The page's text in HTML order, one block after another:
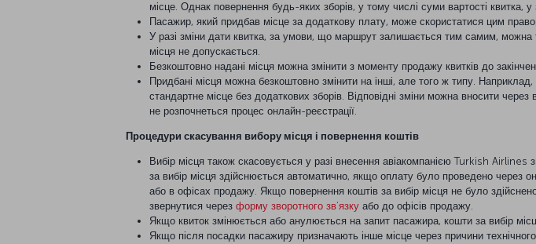
місце. Однак повернення будь-яких зборів, у тому числі суми вартості квитка, у
Пасажир, який придбав місце за додаткову плату, може скористатися цим
У разі зміни дати квитка, за умови, що маршрут залишається тим самим, можна
місця не допускається.
Безкоштовно надані місця можна змінити з моменту продажу квитків до
Придбані місця можна безкоштовно змінити на інші, але того ж типу.
стандартне місце без додаткових зборів. Відповідні зміни можна вносити
не розпочнеться процес онлайн-реєстрації.
Процедури скасування вибору місця і повернення коштів
Вибір місця також скасовується у разі внесення авіакомпанією Turkish
за вибір місця здійснюється автоматично, якщо оплату було проведено через
або в офісах продажу. Якщо повернення коштів за вибір місця не було
звернутися через форму зворотного зв’язку або до офісів продажу.
Якщо квиток змінюється або анулюється на запит пасажира, кошти за вибір
Якщо після посадки пасажиру призначають інше місце через причини